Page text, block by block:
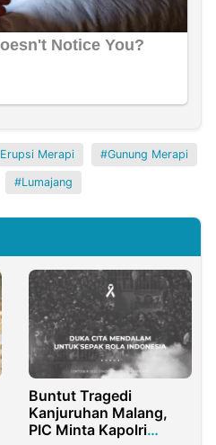
Erupsi Merapi Gunung Merapi
Lumajang
Buntut Tragedi
Kanjuruhan Malang,
PIC Minta Kapolri